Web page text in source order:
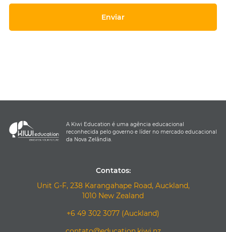
A Kiwi Education é uma agência educacional
reconhecida pelo governo e líder no mercado educacional
da Nova Zelândia.
Contatos:
Unit G-F, 238 Karangahape Road, Auckland,
1010 New Zealand
+6 49 302 3077 (Auckland)